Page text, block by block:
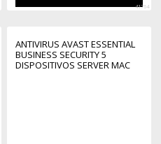
41764
ANTIVIRUS AVAST ESSENTIAL
BUSINESS SECURITY 5
DISPOSITIVOS SERVER MAC